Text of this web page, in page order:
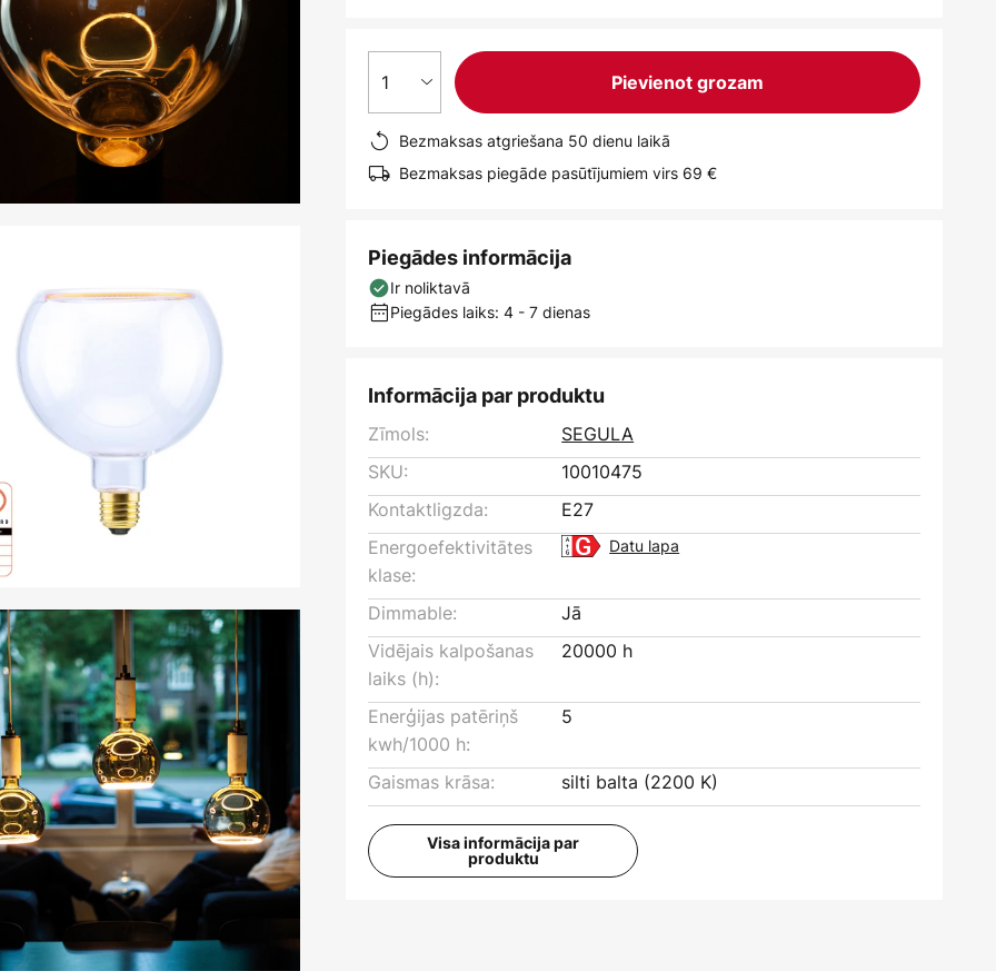
1 Pievienot grozam
Bezmaksas atgriešana 50 dienu laikā
Bezmaksas piegāde pasūtījumiem virs 69 €
Piegādes informācija
Ir noliktavā
Piegādes laiks: 4 - 7 dienas
Informācija par produktu
Zīmols:
SEGULA
SKU:
10010475
Kontaktligzda:
E27
Energoefektivitātes
klase:
Datu lapa
Dimmable:
Jā
Vidējais kalpošanas
laiks (h):
20000 h
Enerģijas patēriņš
kwh/1000 h:
5
Gaismas krāsa: silti balta (2200 K)
Visa informācija par
produktu